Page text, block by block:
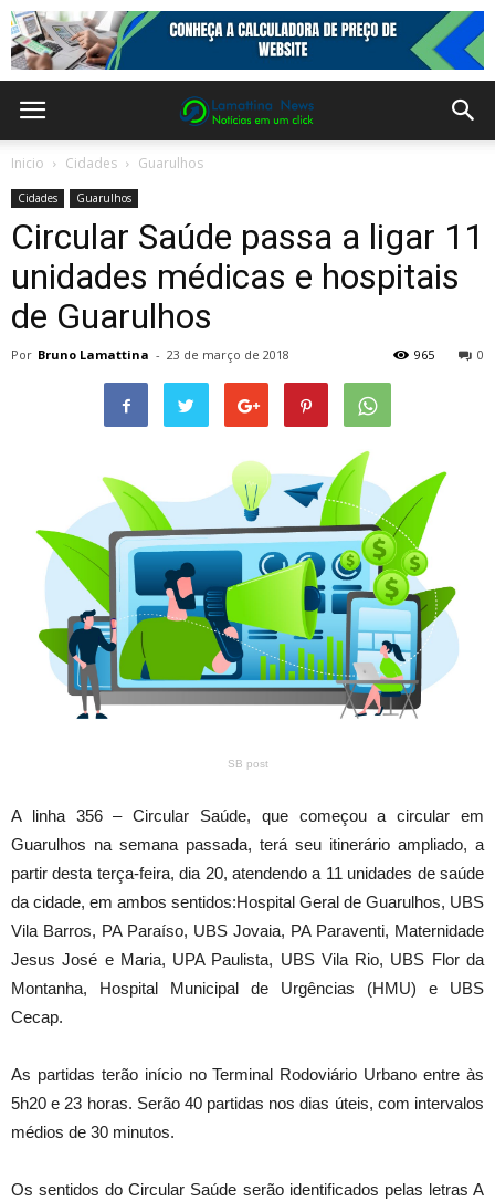
Inicio Cidades Guarulhos
Cidades Guarulhos
Circular Saúde passa a ligar 11
unidades médicas e hospitais
de Guarulhos
Por Bruno Lamattina - 23 de março de 2018 0
965
SB post
A linha 356 – Circular Saúde, que começou a circular em
Guarulhos na semana passada, terá seu itinerário ampliado, a
partir desta terça-feira, dia 20, atendendo a 11 unidades de saúde
da cidade, em ambos sentidos:Hospital Geral de Guarulhos, UBS
Vila Barros, PA Paraíso, UBS Jovaia, PA Paraventi, Maternidade
Jesus José e Maria, UPA Paulista, UBS Vila Rio, UBS Flor da
Montanha, Hospital Municipal de Urgências (HMU) e UBS
Cecap.
As partidas terão início no Terminal Rodoviário Urbano entre às
5h20 e 23 horas. Serão 40 partidas nos dias úteis, com intervalos
médios de 30 minutos.
Os sentidos do Circular Saúde serão identificados pelas letras A